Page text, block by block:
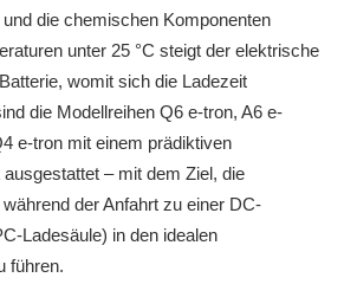
die chemischen Komponenten
unter 25 °C steigt der elektrische
womit sich die Ladezeit
die Modellreihen Q6 e-tron, A6 e-
e-tron mit einem prädiktiven
– mit dem Ziel, die
der Anfahrt zu einer DC-
Ladesäule) in den idealen
führen.